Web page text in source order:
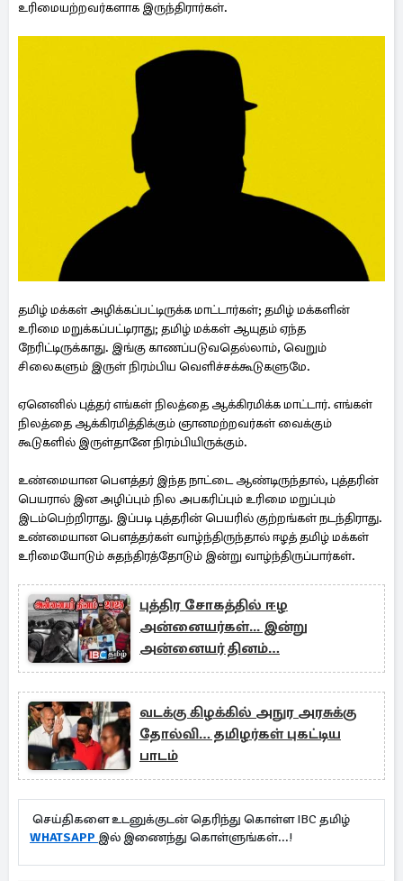
உரிமையற்றவர்களாக இருந்திரார்கள்.
தமிழ் மக்கள் அழிக்கப்பட்டிருக்க மாட்டார்கள்; தமிழ் மக்களின்
உரிமை மறுக்கப்பட்டிராது; தமிழ் மக்கள் ஆயுதம் ஏந்த
நேரிட்டிருக்காது. இங்கு காணப்படுவதெல்லாம், வெறும்
சிலைகளும் இருள் நிரம்பிய வெளிச்சக்கூடுகளுமே.
ஏனெனில் புத்தர் எங்கள் நிலத்தை ஆக்கிரமிக்க மாட்டார். எங்கள்
நிலத்தை ஆக்கிரமித்திக்கும் ஞானமற்றவர்கள் வைக்கும்
கூடுகளில் இருள்தானே நிரம்பியிருக்கும்.
உண்மையான பௌத்தர் இந்த நாட்டை ஆண்டிருந்தால், புத்தரின்
பெயரால் இன அழிப்பும் நில அபகரிப்பும் உரிமை மறுப்பும்
இடம்பெற்றிராது. இப்படி புத்தரின் பெயரில் குற்றங்கள் நடந்திராது.
உண்மையான பௌத்தர்கள் வாழ்ந்திருந்தால் ஈழத் தமிழ் மக்கள்
உரிமையோடும் சுதந்திரத்தோடும் இன்று வாழ்ந்திருப்பார்கள்.
புத்திர சோகத்தில் ஈழ
அன்னையர்கள்... இன்று
அன்னையர் தினம்…
வடக்கு கிழக்கில் அநுர அரசுக்கு
தோல்வி… தமிழர்கள் புகட்டிய
பாடம்
செய்திகளை உடனுக்குடன் தெரிந்து கொள்ள IBC தமிழ்
WHATSAPP இல் இணைந்து கொள்ளுங்கள்...!